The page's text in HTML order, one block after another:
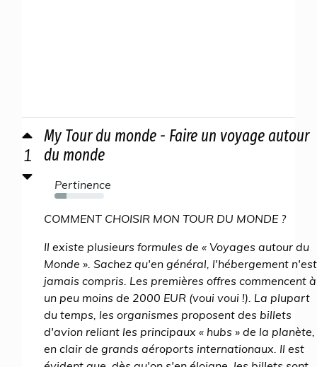
1
My Tour du monde - Faire un voyage autour
du monde
Pertinence
24%
COMMENT CHOISIR MON TOUR DU MONDE ?
Il existe plusieurs formules de « Voyages autour du
Monde ». Sachez qu'en général, l'hébergement n'est
jamais compris. Les premières offres commencent à
un peu moins de 2000 EUR (voui voui !). La plupart
du temps, les organismes proposent des billets
d'avion reliant les principaux « hubs » de la planète,
en clair de grands aéroports internationaux. Il est